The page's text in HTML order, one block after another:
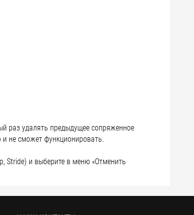
раз удалять предыдущее сопряженное
и не сможет функционировать.
Stride) и выберите в меню «Отменить